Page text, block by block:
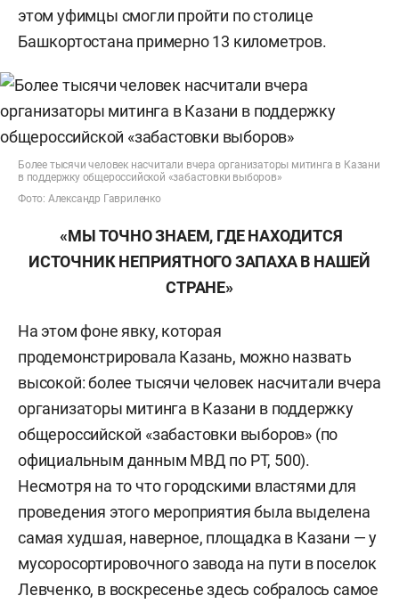
этом уфимцы смогли пройти по столице
Башкортостана примерно 13 километров.
Более тысячи человек насчитали вчера организаторы митинга в Казани
в поддержку общероссийской «забастовки выборов»
Фото: Александр Гавриленко
«МЫ ТОЧНО ЗНАЕМ, ГДЕ НАХОДИТСЯ
ИСТОЧНИК НЕПРИЯТНОГО ЗАПАХА В НАШЕЙ
СТРАНЕ»
На этом фоне явку, которая
продемонстрировала Казань, можно назвать
высокой: более тысячи человек насчитали вчера
организаторы митинга в Казани в поддержку
общероссийской «забастовки выборов» (по
официальным данным МВД по РТ, 500).
Несмотря на то что городскими властями для
проведения этого мероприятия была выделена
самая худшая, наверное, площадка в Казани — у
мусоросортировочного завода на пути в поселок
Левченко, в воскресенье здесь собралось самое